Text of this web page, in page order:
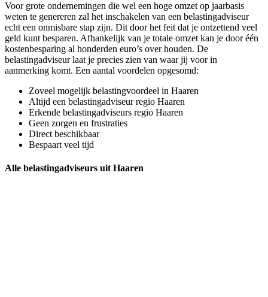
Voor grote ondernemingen die wel een hoge omzet op jaarbasis
weten te genereren zal het inschakelen van een belastingadviseur
echt een onmisbare stap zijn. Dit door het feit dat je ontzettend veel
geld kunt besparen. Afhankelijk van je totale omzet kan je door één
kostenbesparing al honderden euro’s over houden. De
belastingadviseur laat je precies zien van waar jij voor in
aanmerking komt. Een aantal voordelen opgesomd:
Zoveel mogelijk belastingvoordeel in Haaren
Altijd een belastingadviseur regio Haaren
Erkende belastingadviseurs regio Haaren
Geen zorgen en frustraties
Direct beschikbaar
Bespaart veel tijd
Alle belastingadviseurs uit Haaren